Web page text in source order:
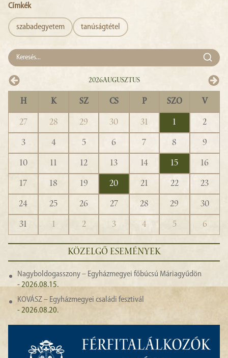
Címkék
szabadegyetem tanúságtétel
2026Augusztus
H K SZ CS P SZO V
27 28 29 30 31 1
2
3
4 5 6 7 8
9
10
11 12 13 14 15
16
17
18 19 20 21 22
23
24
25 26 27 28 29
30
31
1 2 3 4 5 6
KÖZELGŐ ESEMÉNYEK
Nagyboldogasszony – Egyházmegyei főbúcsú Máriagyűdön
- 2026.08.15.
KOVÁSZ – Egyházmegyei családi fesztivál
- 2026.08.20.